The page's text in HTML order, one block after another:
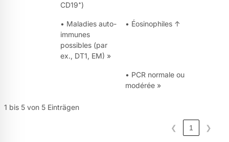
CD19⁺)
• Maladies auto-
immunes
possibles (par
ex., DT1, EM) »
• Éosinophiles ↑
• PCR normale ou
modérée »
1 bis 5 von 5 Einträgen
❮ 1 ❯